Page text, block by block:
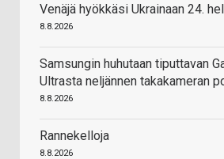
Venäjä hyökkäsi Ukrainaan 24.
8.8.2026
Samsungin huhutaan tiputtavan
Ultrasta neljännen takakameran
8.8.2026
Rannekelloja
8.8.2026